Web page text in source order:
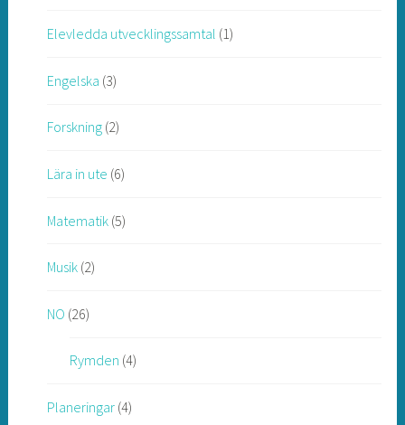
Elevledda utvecklingssamtal (1)
Engelska (3)
Forskning(2)
Lära in ute (6)
Matematik(5)
Musik(2)
NO (26)
Rymden (4)
Planeringar(4)